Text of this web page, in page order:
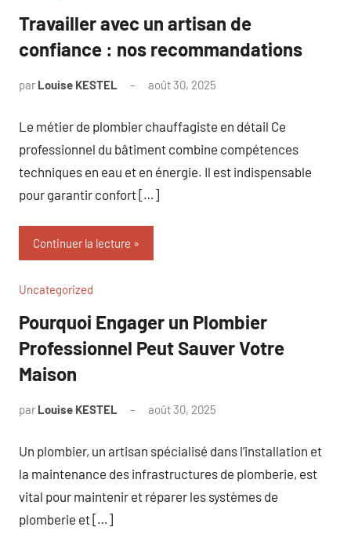
Travailler avec un artisan de
confiance : nos recommandations
par Louise KESTEL août 30, 2025
Le métier de plombier chauffagiste en détail Ce
professionnel du bâtiment combine compétences
techniques en eau et en énergie. Il est indispensable
pour garantir confort […]
Continuer la lecture
Uncategorized
Pourquoi Engager un Plombier
Professionnel Peut Sauver Votre
Maison
par Louise KESTEL août 30, 2025
Un plombier, un artisan spécialisé dans l’installation et
la maintenance des infrastructures de plomberie, est
vital pour maintenir et réparer les systèmes de
plomberie et […]